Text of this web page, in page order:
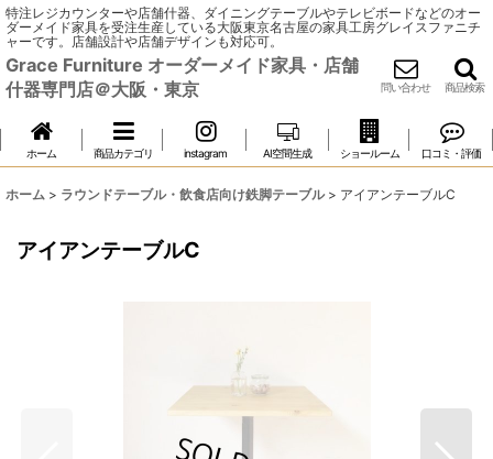
特注レジカウンターや店舗什器、ダイニングテーブルやテレビボードなどのオー
ダーメイド家具を受注生産している大阪東京名古屋の家具工房グレイスファニチ
ャーです。店舗設計や店舗デザインも対応可。
Grace Furniture オーダーメイド家具・店舗
什器専門店＠大阪・東京
問い合わせ 商品検索
ホーム 商品カテゴリ instagram AI空間生成 ショールーム 口コミ・評価
ホーム > ラウンドテーブル・飲食店向け鉄脚テーブル > アイアンテーブルC
アイアンテーブルC